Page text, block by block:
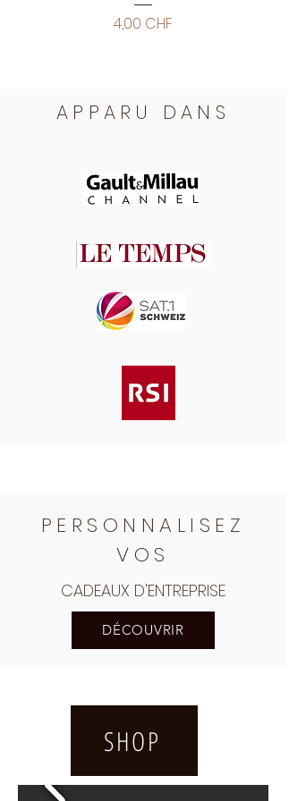
Prix
4,00 CHF
APPARU DANS
PERSONNALISEZ
VOS
CADEAUX D'ENTREPRISE
DÉCOUVRIR
SHOP